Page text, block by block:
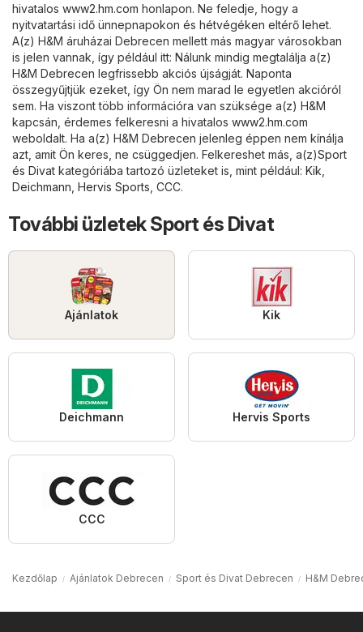
hivatalos www2.hm.com honlapon. Ne feledje, hogy a
nyitvatartási idő ünnepnapokon és hétvégéken eltérő lehet.
A(z) H&M áruházai Debrecen mellett más magyar városokban
is jelen vannak, így például itt: Nálunk mindig megtalálja a(z)
H&M Debrecen legfrissebb akciós újságját. Naponta
összegyűjtjük ezeket, így Ön nem marad le egyetlen akcióról
sem. Ha viszont több információra van szüksége a(z) H&M
kapcsán, érdemes felkeresni a hivatalos www2.hm.com
weboldalt. Ha a(z) H&M Debrecen jelenleg éppen nem kínálja
azt, amit Ön keres, ne csüggedjen. Felkereshet más, a(z)Sport
és Divat kategóriába tartozó üzleteket is, mint például: Kik
Deichmann Hervis Sports CCC.
További üzletek Sport és Divat
Ajánlatok Kik
Deichmann Hervis Sports
CCC
Kezdőlap Ajánlatok Debrecen Sport és Divat Debrecen H&M